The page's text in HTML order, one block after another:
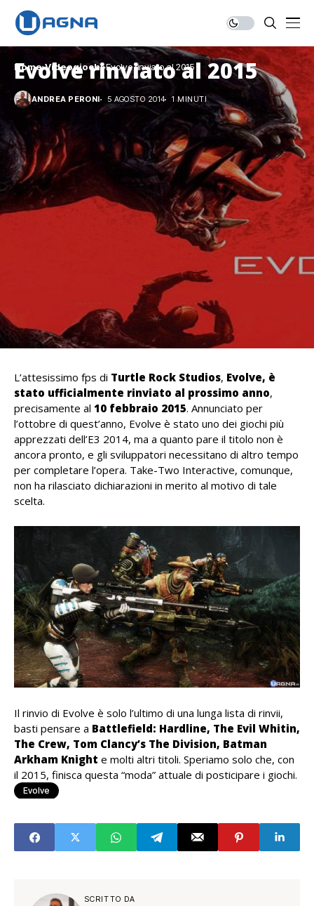
Home Videogiochi Evolve rinviato al 2015
Evolve rinviato al 2015
ANDREA PERONI 5 AGOSTO 2014 1 MINUTI
L’attesissimo fps di Turtle Rock Studios, Evolve, è
stato ufficialmente rinviato al prossimo anno,
precisamente al 10 febbraio 2015. Annunciato per
l’ottobre di quest’anno, Evolve è stato uno dei giochi più
apprezzati dell’E3 2014, ma a quanto pare il titolo non è
ancora pronto, e gli sviluppatori necessitano di altro tempo
per completare l’opera. Take-Two Interactive, comunque,
non ha rilasciato dichiarazioni in merito al motivo di tale
scelta.
Il rinvio di Evolve è solo l’ultimo di una lunga lista di rinvii,
basti pensare a Battlefield: Hardline, The Evil Whitin,
The Crew, Tom Clancy’s The Division, Batman
Arkham Knight e molti altri titoli. Speriamo solo che, con
il 2015, finisca questa “moda” attuale di posticipare i giochi.
Evolve
SCRITTO DA